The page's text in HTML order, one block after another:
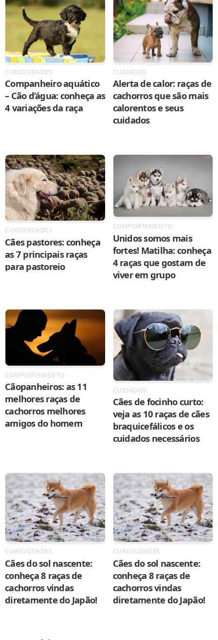
CURIOSIDADES
Companheiro aquático
– Cão d’água: conheça as
4 variações da raça
CUIDADOS
Alerta de calor: raças de
cachorros que são mais
calorentos e seus
cuidados
CURIOSIDADES
Cães pastores: conheça
as 7 principais raças
para pastoreio
COMPORTAMENTO
Unidos somos mais
fortes! Matilha: conheça
4 raças que gostam de
viver em grupo
COMPORTAMENTO
Cãopanheiros: as 11
melhores raças de
cachorros melhores
amigos do homem
CUIDADOS
Cães de focinho curto:
veja as 10 raças de cães
braquicefálicos e os
cuidados necessários
CURIOSIDADES
Cães do sol nascente:
conheça 8 raças de
cachorros vindas
diretamente do Japão!
CURIOSIDADES
Cães do sol nascente:
conheça 8 raças de
cachorros vindas
diretamente do Japão!